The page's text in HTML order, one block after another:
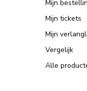
Mijn
Mijn tickets
Mijn
Vergelijk
Alle